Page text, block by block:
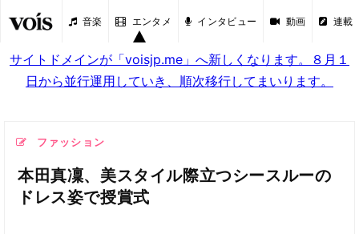
音楽 エンタメ インタビュー 動画 連載
サイトドメインが「voisjp.me」へ新しくなります。８月１
日から並行運用していき、順次移行してまいります。
ファッション
本田真凜、美スタイル際立つシースルーの
ドレス姿で授賞式